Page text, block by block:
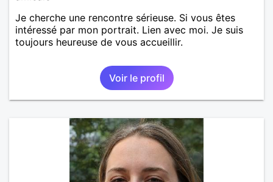
Je cherche une rencontre sérieuse. Si vous êtes
intéressé par mon portrait. Lien avec moi. Je suis
toujours heureuse de vous accueillir.
Voir le profil